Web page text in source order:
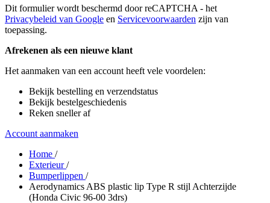
Dit formulier wordt beschermd door reCAPTCHA - het
Privacybeleid van Google en Servicevoorwaarden zijn van
toepassing.
Afrekenen als een nieuwe klant
Het aanmaken van een account heeft vele voordelen:
Bekijk bestelling en verzendstatus
Bekijk bestelgeschiedenis
Reken sneller af
Account aanmaken
Home /
Exterieur/
Bumperlippen /
Aerodynamics ABS plastic lip Type R stijl Achterzijde
(Honda Civic 96-00 3drs)